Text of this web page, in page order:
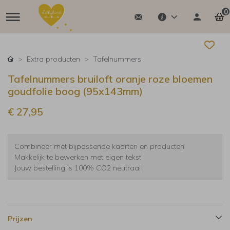
0
Extra producten Tafelnummers
Tafelnummers bruiloft oranje roze bloemen
goudfolie boog (95x143mm)
€ 27,95
Combineer met bijpassende kaarten en producten
Makkelijk te bewerken met eigen tekst
Jouw bestelling is 100% CO2 neutraal
Prijzen